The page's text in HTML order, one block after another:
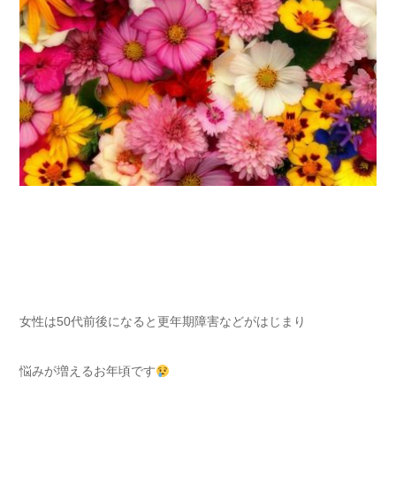
女性は50代前後になると更年期障害などがはじまり
悩みが増えるお年頃です